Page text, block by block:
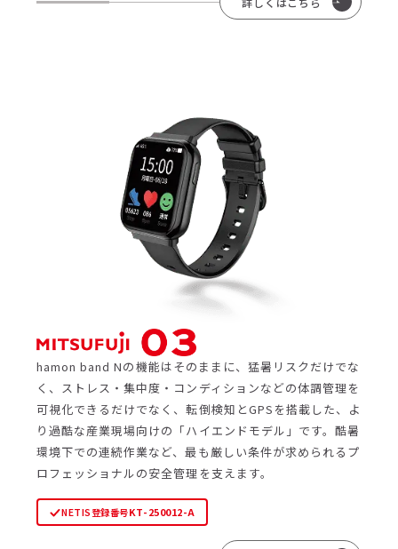
hamon band Nの機能はそのままに、猛暑リスクだけでな
く、ストレス・集中度・コンディションなどの体調管理を
可視化できるだけでなく、転倒検知とGPSを搭載した、よ
り過酷な産業現場向けの「ハイエンドモデル」です。酷暑
環境下での連続作業など、最も厳しい条件が求められるプ
ロフェッショナルの安全管理を支えます。
NETIS登録番号KT-250012-A